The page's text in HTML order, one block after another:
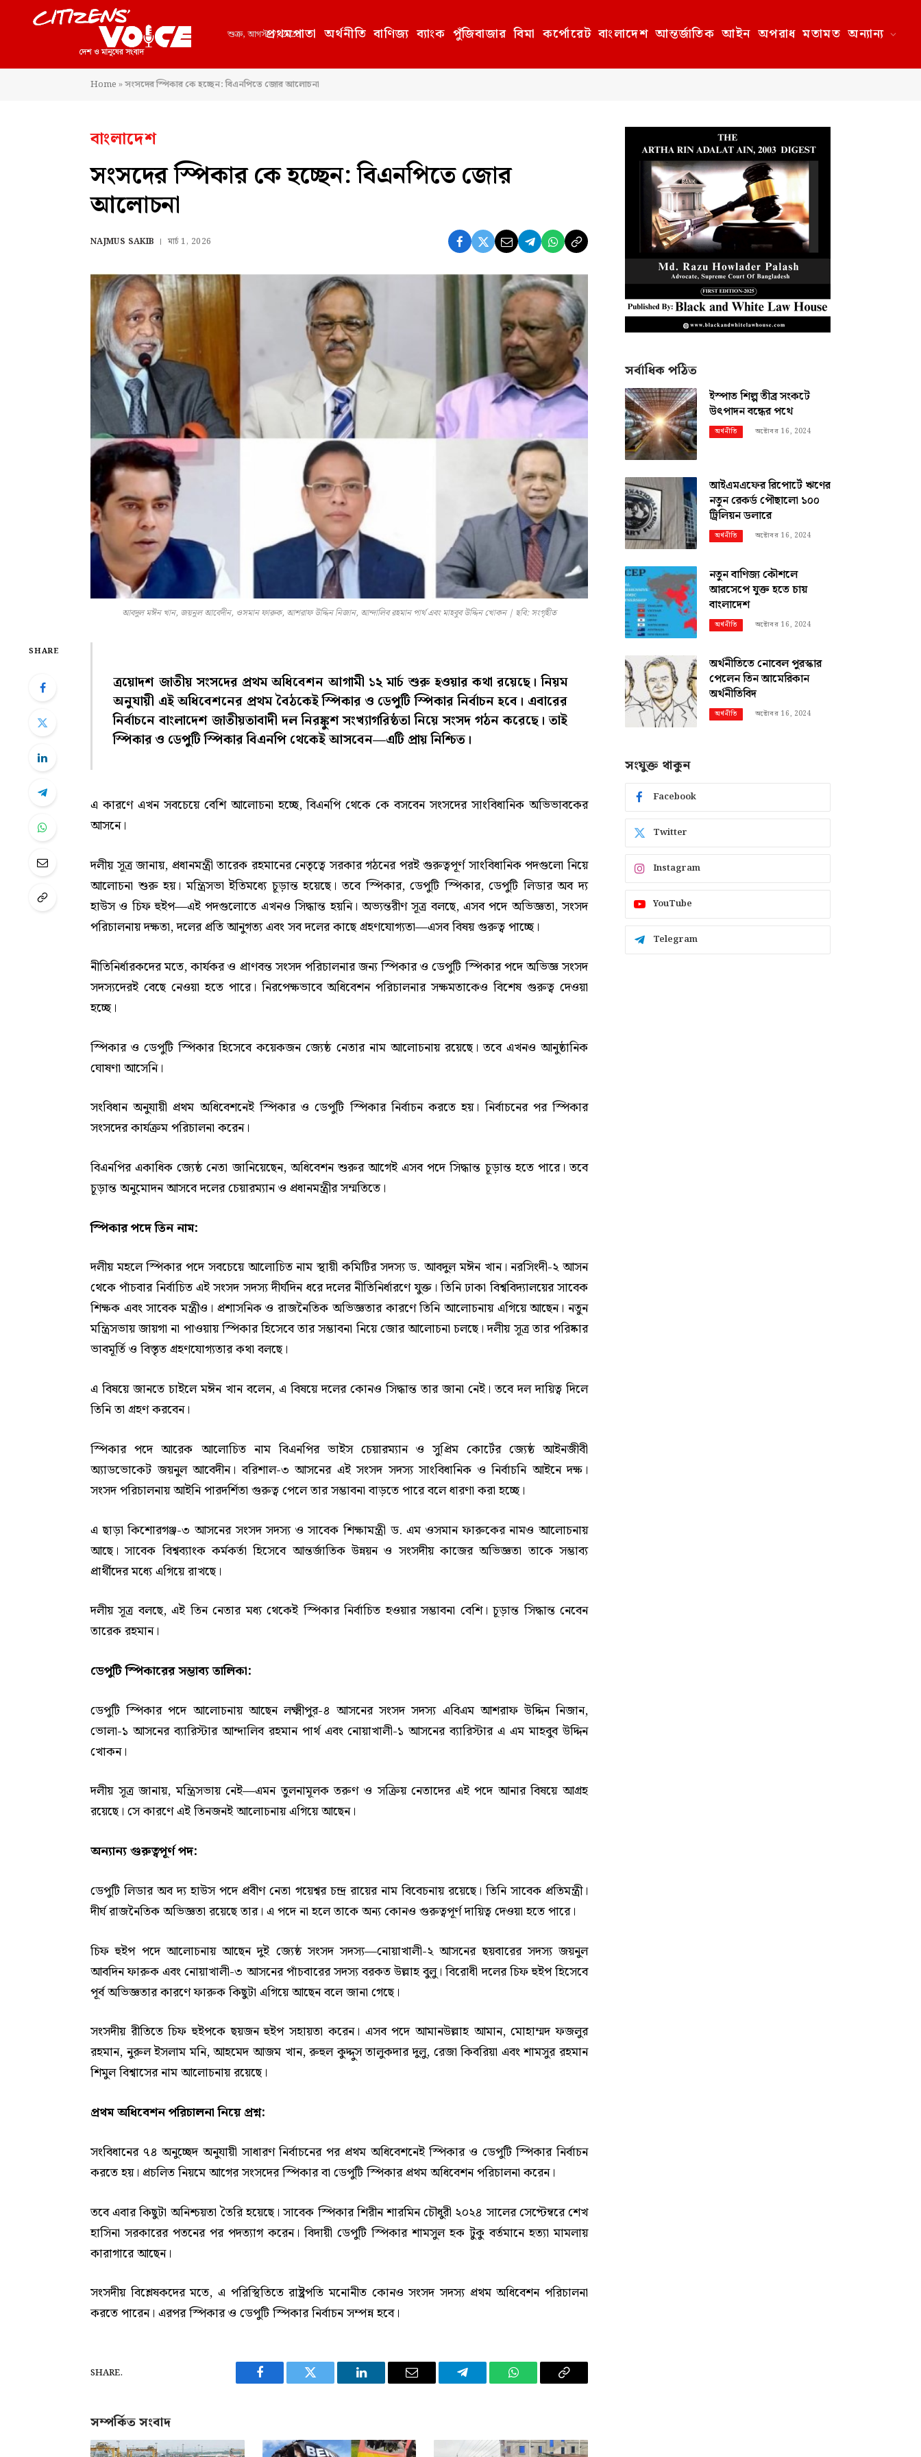
শুক্র, আগস্ট 7, 2026
প্রথমপাতা অর্থনীতি বাণিজ্য ব্যাংক পুঁজিবাজার বিমা কর্পোরেট বাংলাদেশ আন্তর্জাতিক আইন অপরাধ মতামত অন্যান্য
Home»সংসদের স্পিকার কে হচ্ছেন: বিএনপিতে জোর আলোচনা
বাংলাদেশ
সংসদের স্পিকার কে হচ্ছেন: বিএনপিতে জোর
আলোচনা
NAJMUS SAKIB মার্চ 1, 2026
আবদুল মঈন খান, জয়নুল আবেদীন, ওসমান ফারুক, আশরাফ উদ্দিন নিজান, আন্দালিব রহমান পার্থ এবং মাহবুব উদ্দিন খোকন | ছবি: সংগৃহীত
SHARE
ত্রয়োদশ জাতীয় সংসদের প্রথম অধিবেশন আগামী ১২ মার্চ শুরু হওয়ার কথা রয়েছে। নিয়ম
অনুযায়ী এই অধিবেশনের প্রথম বৈঠকেই স্পিকার ও ডেপুটি স্পিকার নির্বাচন হবে। এবারের
নির্বাচনে বাংলাদেশ জাতীয়তাবাদী দল নিরঙ্কুশ সংখ্যাগরিষ্ঠতা নিয়ে সংসদ গঠন করেছে। তাই
স্পিকার ও ডেপুটি স্পিকার বিএনপি থেকেই আসবেন—এটি প্রায় নিশ্চিত।
এ কারণে এখন সবচেয়ে বেশি আলোচনা হচ্ছে, বিএনপি থেকে কে বসবেন সংসদের সাংবিধানিক অভিভাবকের
আসনে।
দলীয় সূত্র জানায়, প্রধানমন্ত্রী তারেক রহমানের নেতৃত্বে সরকার গঠনের পরই গুরুত্বপূর্ণ সাংবিধানিক পদগুলো নিয়ে
আলোচনা শুরু হয়। মন্ত্রিসভা ইতিমধ্যে চূড়ান্ত হয়েছে। তবে স্পিকার, ডেপুটি স্পিকার, ডেপুটি লিডার অব দ্য
হাউস ও চিফ হুইপ—এই পদগুলোতে এখনও সিদ্ধান্ত হয়নি। অভ্যন্তরীণ সূত্র বলছে, এসব পদে অভিজ্ঞতা, সংসদ
পরিচালনায় দক্ষতা, দলের প্রতি আনুগত্য এবং সব দলের কাছে গ্রহণযোগ্যতা—এসব বিষয় গুরুত্ব পাচ্ছে।
নীতিনির্ধারকদের মতে, কার্যকর ও প্রাণবন্ত সংসদ পরিচালনার জন্য স্পিকার ও ডেপুটি স্পিকার পদে অভিজ্ঞ সংসদ
সদস্যদেরই বেছে নেওয়া হতে পারে। নিরপেক্ষভাবে অধিবেশন পরিচালনার সক্ষমতাকেও বিশেষ গুরুত্ব দেওয়া
হচ্ছে।
স্পিকার ও ডেপুটি স্পিকার হিসেবে কয়েকজন জ্যেষ্ঠ নেতার নাম আলোচনায় রয়েছে। তবে এখনও আনুষ্ঠানিক
ঘোষণা আসেনি।
সংবিধান অনুযায়ী প্রথম অধিবেশনেই স্পিকার ও ডেপুটি স্পিকার নির্বাচন করতে হয়। নির্বাচনের পর স্পিকার
সংসদের কার্যক্রম পরিচালনা করেন।
বিএনপির একাধিক জ্যেষ্ঠ নেতা জানিয়েছেন, অধিবেশন শুরুর আগেই এসব পদে সিদ্ধান্ত চূড়ান্ত হতে পারে। তবে
চূড়ান্ত অনুমোদন আসবে দলের চেয়ারম্যান ও প্রধানমন্ত্রীর সম্মতিতে।
স্পিকার পদে তিন নাম:
দলীয় মহলে স্পিকার পদে সবচেয়ে আলোচিত নাম স্থায়ী কমিটির সদস্য ড. আবদুল মঈন খান। নরসিংদী-২ আসন
থেকে পাঁচবার নির্বাচিত এই সংসদ সদস্য দীর্ঘদিন ধরে দলের নীতিনির্ধারণে যুক্ত। তিনি ঢাকা বিশ্ববিদ্যালয়ের সাবেক
শিক্ষক এবং সাবেক মন্ত্রীও। প্রশাসনিক ও রাজনৈতিক অভিজ্ঞতার কারণে তিনি আলোচনায় এগিয়ে আছেন। নতুন
মন্ত্রিসভায় জায়গা না পাওয়ায় স্পিকার হিসেবে তার সম্ভাবনা নিয়ে জোর আলোচনা চলছে। দলীয় সূত্র তার পরিষ্কার
ভাবমূর্তি ও বিস্তৃত গ্রহণযোগ্যতার কথা বলছে।
এ বিষয়ে জানতে চাইলে মঈন খান বলেন, এ বিষয়ে দলের কোনও সিদ্ধান্ত তার জানা নেই। তবে দল দায়িত্ব দিলে
তিনি তা গ্রহণ করবেন।
স্পিকার পদে আরেক আলোচিত নাম বিএনপির ভাইস চেয়ারম্যান ও সুপ্রিম কোর্টের জ্যেষ্ঠ আইনজীবী
অ্যাডভোকেট জয়নুল আবেদীন। বরিশাল-৩ আসনের এই সংসদ সদস্য সাংবিধানিক ও নির্বাচনি আইনে দক্ষ।
সংসদ পরিচালনায় আইনি পারদর্শিতা গুরুত্ব পেলে তার সম্ভাবনা বাড়তে পারে বলে ধারণা করা হচ্ছে।
এ ছাড়া কিশোরগঞ্জ-৩ আসনের সংসদ সদস্য ও সাবেক শিক্ষামন্ত্রী ড. এম ওসমান ফারুকের নামও আলোচনায়
আছে। সাবেক বিশ্বব্যাংক কর্মকর্তা হিসেবে আন্তর্জাতিক উন্নয়ন ও সংসদীয় কাজের অভিজ্ঞতা তাকে সম্ভাব্য
প্রার্থীদের মধ্যে এগিয়ে রাখছে।
দলীয় সূত্র বলছে, এই তিন নেতার মধ্য থেকেই স্পিকার নির্বাচিত হওয়ার সম্ভাবনা বেশি। চূড়ান্ত সিদ্ধান্ত নেবেন
তারেক রহমান।
ডেপুটি স্পিকারের সম্ভাব্য তালিকা:
ডেপুটি স্পিকার পদে আলোচনায় আছেন লক্ষ্মীপুর-৪ আসনের সংসদ সদস্য এবিএম আশরাফ উদ্দিন নিজান,
ভোলা-১ আসনের ব্যারিস্টার আন্দালিব রহমান পার্থ এবং নোয়াখালী-১ আসনের ব্যারিস্টার এ এম মাহবুব উদ্দিন
খোকন।
দলীয় সূত্র জানায়, মন্ত্রিসভায় নেই—এমন তুলনামূলক তরুণ ও সক্রিয় নেতাদের এই পদে আনার বিষয়ে আগ্রহ
রয়েছে। সে কারণে এই তিনজনই আলোচনায় এগিয়ে আছেন।
অন্যান্য গুরুত্বপূর্ণ পদ:
ডেপুটি লিডার অব দ্য হাউস পদে প্রবীণ নেতা গয়েশ্বর চন্দ্র রায়ের নাম বিবেচনায় রয়েছে। তিনি সাবেক প্রতিমন্ত্রী।
দীর্ঘ রাজনৈতিক অভিজ্ঞতা রয়েছে তার। এ পদে না হলে তাকে অন্য কোনও গুরুত্বপূর্ণ দায়িত্ব দেওয়া হতে পারে।
চিফ হুইপ পদে আলোচনায় আছেন দুই জ্যেষ্ঠ সংসদ সদস্য—নোয়াখালী-২ আসনের ছয়বারের সদস্য জয়নুল
আবদিন ফারুক এবং নোয়াখালী-৩ আসনের পাঁচবারের সদস্য বরকত উল্লাহ বুলু। বিরোধী দলের চিফ হুইপ হিসেবে
পূর্ব অভিজ্ঞতার কারণে ফারুক কিছুটা এগিয়ে আছেন বলে জানা গেছে।
সংসদীয় রীতিতে চিফ হুইপকে ছয়জন হুইপ সহায়তা করেন। এসব পদে আমানউল্লাহ আমান, মোহাম্মদ ফজলুর
রহমান, নুরুল ইসলাম মনি, আহমেদ আজম খান, রুহুল কুদ্দুস তালুকদার দুলু, রেজা কিবরিয়া এবং শামসুর রহমান
শিমুল বিশ্বাসের নাম আলোচনায় রয়েছে।
প্রথম অধিবেশন পরিচালনা নিয়ে প্রশ্ন:
সংবিধানের ৭৪ অনুচ্ছেদ অনুযায়ী সাধারণ নির্বাচনের পর প্রথম অধিবেশনেই স্পিকার ও ডেপুটি স্পিকার নির্বাচন
করতে হয়। প্রচলিত নিয়মে আগের সংসদের স্পিকার বা ডেপুটি স্পিকার প্রথম অধিবেশন পরিচালনা করেন।
তবে এবার কিছুটা অনিশ্চয়তা তৈরি হয়েছে। সাবেক স্পিকার শিরীন শারমিন চৌধুরী ২০২৪ সালের সেপ্টেম্বরে শেখ
হাসিনা সরকারের পতনের পর পদত্যাগ করেন। বিদায়ী ডেপুটি স্পিকার শামসুল হক টুকু বর্তমানে হত্যা মামলায়
কারাগারে আছেন।
সংসদীয় বিশ্লেষকদের মতে, এ পরিস্থিতিতে রাষ্ট্রপতি মনোনীত কোনও সংসদ সদস্য প্রথম অধিবেশন পরিচালনা
করতে পারেন। এরপর স্পিকার ও ডেপুটি স্পিকার নির্বাচন সম্পন্ন হবে।
SHARE.
Facebook Twitter LinkedIn Email Telegram WhatsAppCopy
সম্পর্কিত সংবাদ
সর্বাধিক পঠিত
ইস্পাত শিল্প তীব্র সংকটে
উৎপাদন বন্ধের পথে
অর্থনীতি অক্টোবর 16, 2024
আইএমএফের রিপোর্টে ঋণের
নতুন রেকর্ড পৌছালো ১০০
ট্রিলিয়ন ডলারে
অর্থনীতি অক্টোবর 16, 2024
নতুন বাণিজ্য কৌশলে
আরসেপে যুক্ত হতে চায়
বাংলাদেশ
অর্থনীতি অক্টোবর 16, 2024
অর্থনীতিতে নোবেল পুরস্কার
পেলেন তিন আমেরিকান
অর্থনীতিবিদ
অর্থনীতি অক্টোবর 16, 2024
সংযুক্ত থাকুন
Facebook
Twitter
Instagram
YouTube
Telegram